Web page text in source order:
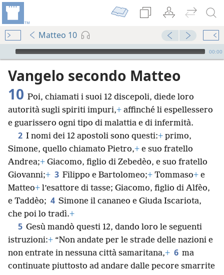
Matteo 10
Audio Player
00:00
Vangelo secondo Matteo
10 Poi, chiamati i suoi 12 discepoli, diede loro
autorità sugli spiriti impuri,+ affinché li espellessero
e guarissero ogni tipo di malattia e di infermità.
2 I nomi dei 12 apostoli sono questi:+ primo,
Simone, quello chiamato Pietro,+ e suo fratello
Andrea;+ Giacomo, figlio di Zebedèo, e suo fratello
Giovanni;+ 3 Filippo e Bartolomeo;+ Tommaso+ e
Matteo+ l’esattore di tasse; Giacomo, figlio di Alfèo,
e Taddèo; 4 Simone il cananeo e Giuda Iscariota,
che poi lo tradì.+
5 Gesù mandò questi 12, dando loro le seguenti
istruzioni:+ “Non andate per le strade delle nazioni e
non entrate in nessuna città samaritana,+ 6 ma
continuate piuttosto ad andare dalle pecore smarrite